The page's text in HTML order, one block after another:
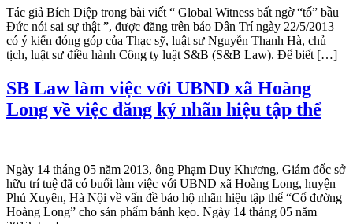
Tác giả Bích Diệp trong bài viết “ Global Witness bất ngờ “tố” bầu
Đức nói sai sự thật ”, được đăng trên báo Dân Trí ngày 22/5/2013
có ý kiến đóng góp của Thạc sỹ, luật sư Nguyễn Thanh Hà, chủ
tịch, luật sư điều hành Công ty luật S&B (S&B Law). Để biết […]
SB Law làm việc với UBND xã Hoàng
Long về việc đăng ký nhãn hiệu tập thể
Ngày 14 tháng 05 năm 2013, ông Phạm Duy Khương, Giám đốc sở
hữu trí tuệ đã có buổi làm việc với UBND xã Hoàng Long, huyện
Phú Xuyên, Hà Nội về vấn đề bảo hộ nhãn hiệu tập thể “Cổ đường
Hoàng Long” cho sản phẩm bánh kẹo. Ngày 14 tháng 05 năm